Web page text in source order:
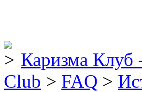
Каризма Клуб
Club > FAQ >